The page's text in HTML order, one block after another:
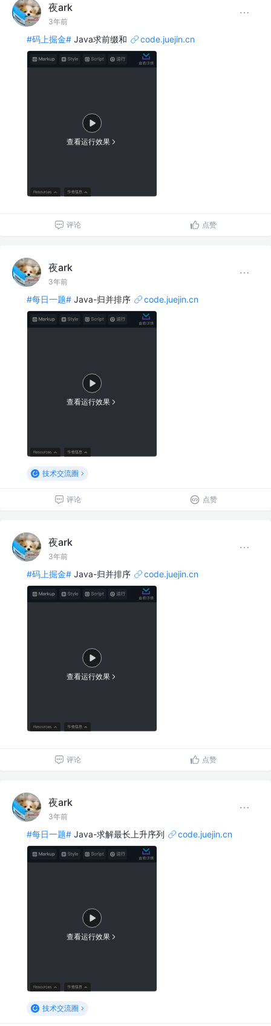
夜ark
3年前
#码上掘金# Java求前缀和 code.juejin.cn
查看运行效果
评论 点赞
夜ark
3年前
#每日一题# Java-归并排序 code.juejin.cn
查看运行效果
技术交流圈
评论 点赞
夜ark
3年前
#码上掘金# Java-归并排序 code.juejin.cn
查看运行效果
评论 点赞
夜ark
3年前
#每日一题# Java-求解最长上升序列 code.juejin.cn
查看运行效果
技术交流圈